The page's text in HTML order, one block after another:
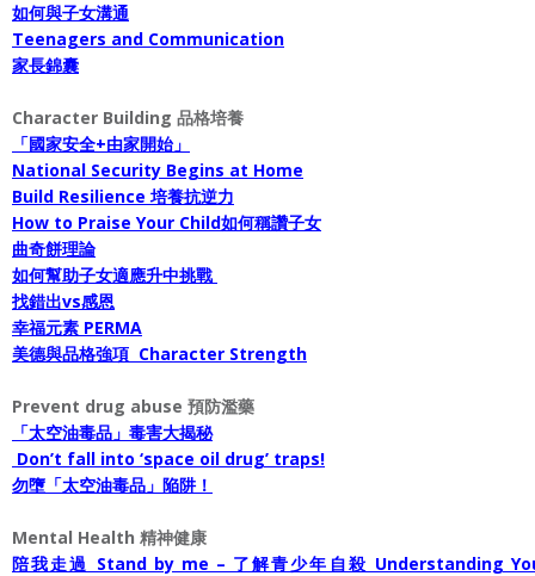
如何與子女溝通
Teenagers and Communication
家長錦囊
Character Building 品格培養
「國家安全+由家開始」
National Security Begins at Home
Build Resilience 培養抗逆力
How to Praise Your Child如何稱讚子女
曲奇餅理論
如何幫助子女適應升中挑戰
找錯出vs感恩
幸福元素 PERMA
美德與品格強項 Character Strength
Prevent drug abuse 預防濫藥
「太空油毒品」毒害大揭秘
Don’t fall into ‘space oil drug’ traps!
勿墮「太空油毒品」陥阱！
Mental Health 精神健康
陪我走過 Stand by me – 了解青少年自殺 Understanding